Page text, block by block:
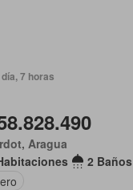
7 horas
Aragua
2 Baños